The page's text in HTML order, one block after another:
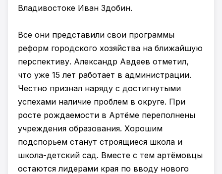
Владивостоке Иван Здобин.
Все они представили свои программы
реформ городского хозяйства на ближайшую
перспективу. Александр Авдеев отметил,
что уже 15 лет работает в администрации.
Честно признал наряду с достигнутыми
успехами наличие проблем в округе. При
росте рождаемости в Артёме переполнены
учреждения образования. Хорошим
подспорьем станут строящиеся школа и
школа-детский сад. Вместе с тем артёмовцы
остаются лидерами края по вводу нового